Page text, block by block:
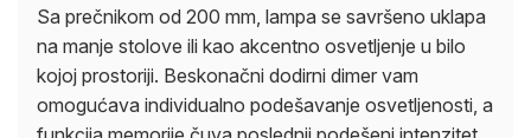
Sa prečnikom od 200 mm, lampa se savršeno uklapa
na manje stolove ili kao akcentno osvetljenje u bilo
kojoj prostoriji. Beskonačni dodirni dimer vam
omogućava individualno podešavanje osvetljenosti, a